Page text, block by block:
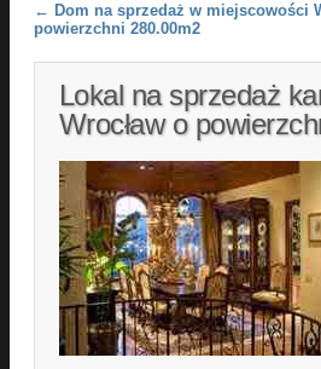
Post navigation
← Dom na sprzedaż w miejscowości
powierzchni 280.00m2
Lokal na sprzedaż
Wrocław o